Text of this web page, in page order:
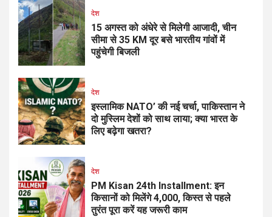
देश
15 अगस्त को अंधेरे से मिलेगी आजादी, चीन
सीमा से 35 KM दूर बसे भारतीय गांवों में
पहुंचेगी बिजली
देश
इस्लामिक NATO’ की नई चर्चा, पाकिस्तान ने
दो मुस्लिम देशों को साथ लाया; क्या भारत के
लिए बढ़ेगा खतरा?
देश
PM Kisan 24th Installment: इन
किसानों को मिलेंगे ₹4,000, किस्त से पहले
तुरंत पूरा करें यह जरूरी काम